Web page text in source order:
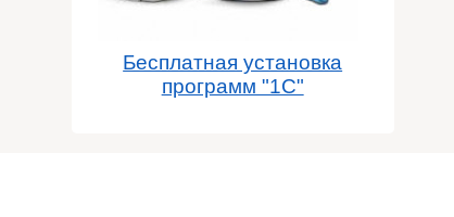
Бесплатная установка
программ "1С"